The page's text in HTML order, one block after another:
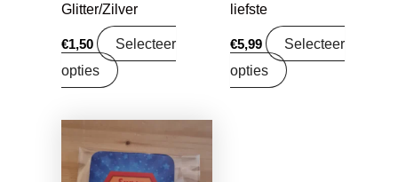
Glitter/Zilver
€1,50
Selecteer
opties
liefste
€5,99
Selecteer
opties